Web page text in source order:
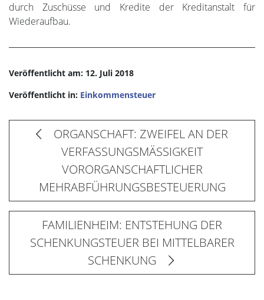
durch Zuschüsse und Kredite der Kreditanstalt für
Wiederaufbau.
Veröffentlicht am: 12. Juli 2018
Veröffentlicht in: Einkommensteuer
ORGANSCHAFT: ZWEIFEL AN DER
VERFASSUNGSMÄSSIGKEIT
VORORGANSCHAFTLICHER
MEHRABFÜHRUNGSBESTEUERUNG
FAMILIENHEIM: ENTSTEHUNG DER
SCHENKUNGSTEUER BEI MITTELBARER
SCHENKUNG